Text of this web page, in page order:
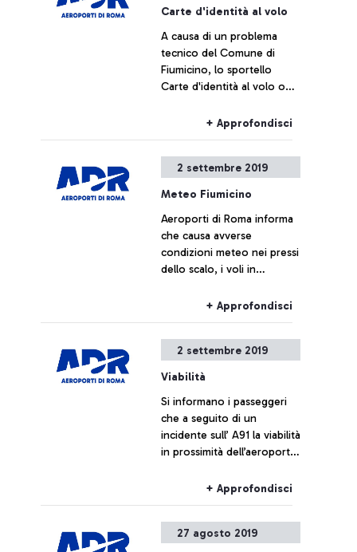
Carte d'identità al volo
A causa di un problema
tecnico del Comune di
Fiumicino, lo sportello
Carte d'identità al volo oggi
+ Approfondisci
2 settembre 2019
Meteo Fiumicino
Aeroporti di Roma informa
che causa avverse
condizioni meteo nei pressi
dello scalo, i voli in
subire ritardi o
cancellazioni.
+ Approfondisci
2 settembre 2019
Viabilità
Si informano i passeggeri
che a seguito di un
incidente sull’ A91 la viabilità
in prossimità dell’aeroporto
rallentata.+ Approfondisci
27 agosto 2019